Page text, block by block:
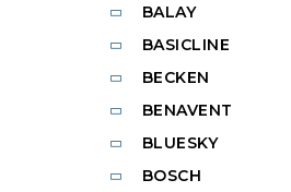
BALAY
BASICLINE
BECKEN
BENAVENT
BLUESKY
BOSCH